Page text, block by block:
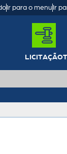
Ir para o menu Ir
LICITAÇÃO